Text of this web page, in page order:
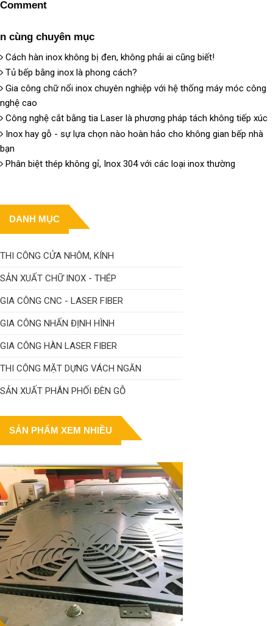
Comment
cùng chuyên mục
Cách hàn inox không bị đen, không phải ai cũng biết!
Tủ bếp bằng inox là phong cách?
Gia công chữ nổi inox chuyên nghiệp với hệ thống máy móc công
nghệ cao
Công nghệ cắt bằng tia Laser là phương pháp tách không tiếp xúc
Inox hay gỗ - sự lựa chọn nào hoàn hảo cho không gian bếp nhà
bạn
Phân biệt thép không gỉ, Inox 304 với các loại inox thường
DANH MỤC
THI CÔNG CỬA NHÔM, KÍNH
SẢN XUẤT CHỮ INOX - THÉP
GIA CÔNG CNC - LASER FIBER
GIA CÔNG NHẤN ĐỊNH HÌNH
GIA CÔNG HÀN LASER FIBER
THI CÔNG MẶT DỰNG VÁCH NGĂN
SẢN XUẤT PHÂN PHỐI ĐÈN GỖ
SẢN PHẨM XEM NHIỀU